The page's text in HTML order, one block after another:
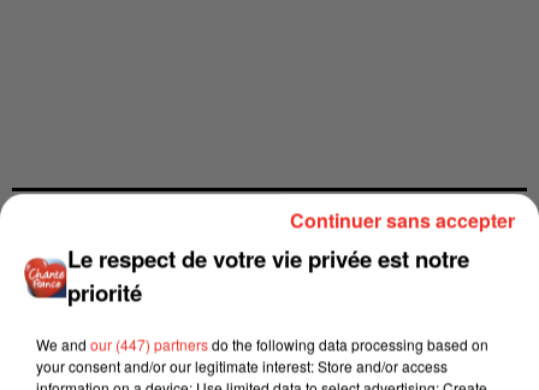
Le respect de votre vie privée est notre
priorité
We and our (447) partnersdo the following data processing based on
your consent and/or our legitimate interest: Store and/or access
Continuer sans accepter